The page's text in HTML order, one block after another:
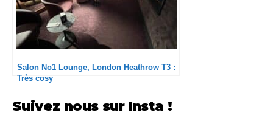
Salon No1 Lounge, London Heathrow T3 :
Très cosy
Suivez nous sur Insta !